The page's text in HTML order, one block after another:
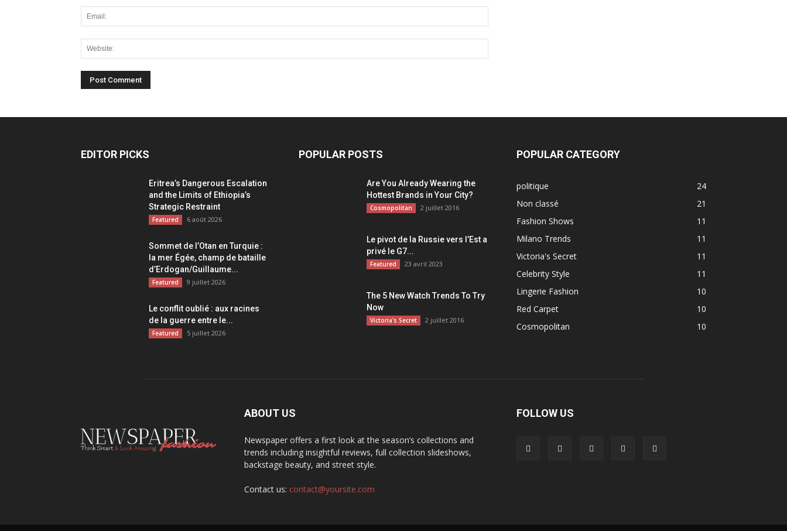
EDITOR PICKS
Eritrea’s Dangerous Escalation
and the Limits of Ethiopia’s
Strategic Restraint
Featured 6 août 2026
Sommet de l’Otan en Turquie :
la mer Égée, champ de bataille
d’Erdogan/Guillaume...
Featured 9 juillet 2026
Le conflit oublié : aux racines
de la guerre entre le...
Featured 5 juillet 2026
POPULAR POSTS
Are You Already Wearing the
Hottest Brands in Your City?
Cosmopolitan 2 juillet 2016
Le pivot de la Russie vers l’Est a
privé le G7...
Featured 23 avril 2023
The 5 New Watch Trends To Try
Now
Victoria's Secret 2 juillet 2016
POPULAR CATEGORY
politique
24
Non classé
21
Fashion Shows
11
Milano Trends
11
Victoria's Secret
11
Celebrity Style
11
Lingerie Fashion
10
Red Carpet
10
Cosmopolitan
10
ABOUT US
Newspaper offers a first look at the season’s collections and
trends including insightful reviews, full collection slideshows,
backstage beauty, and street style.
Contact us: contact@yoursite.com
FOLLOW US